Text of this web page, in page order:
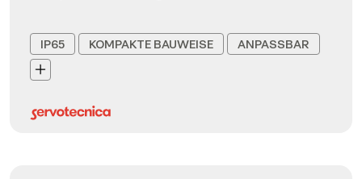
IP65 KOMPAKTE BAUWEISE ANPASSBAR